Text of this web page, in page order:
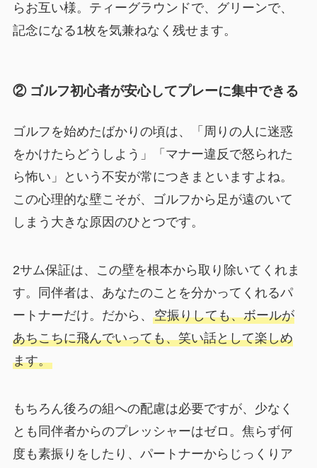
らお互い様。ティーグラウンドで、グリーンで、
記念になる1枚を気兼ねなく残せます。
② ゴルフ初心者が安心してプレーに集中できる
ゴルフを始めたばかりの頃は、「周りの人に迷惑
をかけたらどうしよう」「マナー違反で怒られた
ら怖い」という不安が常につきまといますよね。
この心理的な壁こそが、ゴルフから足が遠のいて
しまう大きな原因のひとつです。
2サム保証は、この壁を根本から取り除いてくれま
す。同伴者は、あなたのことを分かってくれるパ
ートナーだけ。だから、 空振りしても、ボールが
あちこちに飛んでいっても、笑い話として楽しめ
ます。
もちろん後ろの組への配慮は必要ですが、少なく
とも同伴者からのプレッシャーはゼロ。焦らず何
度も素振りをしたり、パートナーからじっくりア